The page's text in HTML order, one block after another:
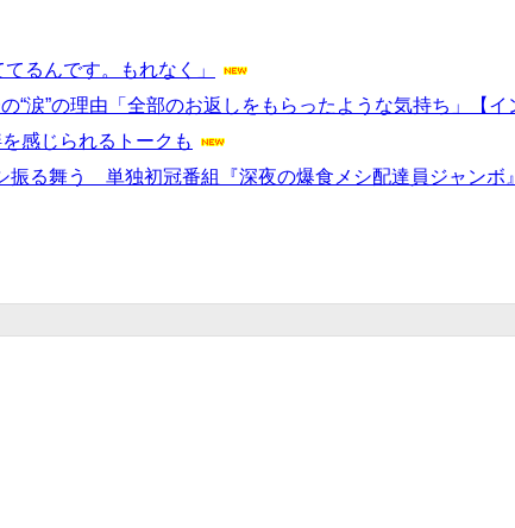
るんです。もれなく」
涙”の理由「全部のお返しをもらったような気持ち」【イ
感じられるトークも
振る舞う 単独初冠番組『深夜の爆食メシ配達員ジャンボ』